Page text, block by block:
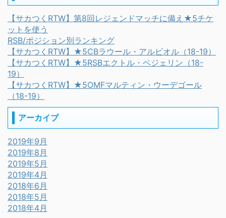
【サカつくRTW】第8回レジェンドマッチに備え★5チケ
ットを使う
RSB/ポジション別ランキング
【サカつくRTW】★5CBラウール・アルビオル（18-19）
【サカつくRTW】★5RSBエクトル・ベジェリン（18-
19）
【サカつくRTW】★5OMFマルティン・ウーデゴール
（18-19）
アーカイブ
2019年9月
2019年8月
2019年5月
2019年4月
2018年6月
2018年5月
2018年4月